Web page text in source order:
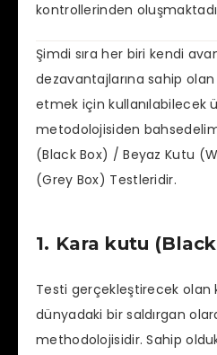
kontrollerinden
Şimdi sıra her biri kendi
dezavantajlarına sahip
etmek için kullanılabilecek
metodolojisiden
(Black Box) / Beyaz Kutu
(Grey Box) Testleridir.
1. Kara kutu
Testi gerçekleştirecek olan
dünyadaki bir saldırgan
methodolojisidir. Sahip